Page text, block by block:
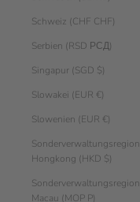
Schweiz (CHF CHF)
Serbien (RSD РСД)
Singapur (SGD $)
Slowakei (EUR €)
Slowenien (EUR €)
Sonderverwaltungsregion
Hongkong (HKD $)
Sonderverwaltungsregion
Macau (MOP P)